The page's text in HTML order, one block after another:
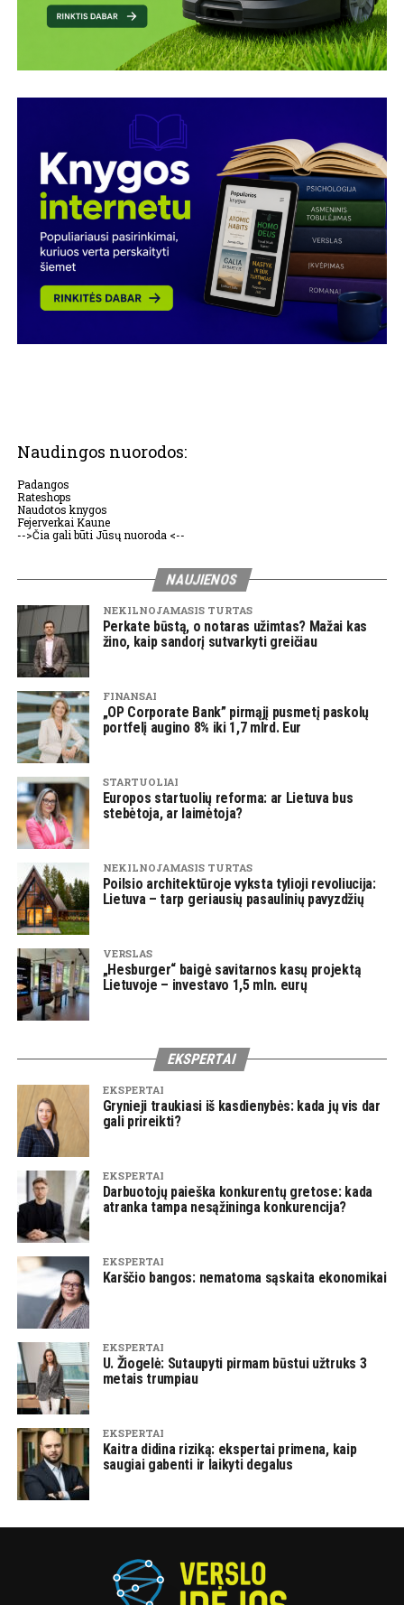
Naudingos nuorodos:
Padangos
Rateshops
Naudotos knygos
Fejerverkai Kaune
-->Čia gali būti Jūsų nuoroda <--
NAUJIENOS
NEKILNOJAMASIS TURTAS
Perkate būstą, o notaras užimtas? Mažai kas
žino, kaip sandorį sutvarkyti greičiau
FINANSAI
„OP Corporate Bank” pirmąjį pusmetį paskolų
portfelį augino 8% iki 1,7 mlrd. Eur
STARTUOLIAI
Europos startuolių reforma: ar Lietuva bus
stebėtoja, ar laimėtoja?
NEKILNOJAMASIS TURTAS
Poilsio architektūroje vyksta tylioji revoliucija:
Lietuva – tarp geriausių pasaulinių pavyzdžių
VERSLAS
„Hesburger“ baigė savitarnos kasų projektą
Lietuvoje – investavo 1,5 mln. eurų
EKSPERTAI
EKSPERTAI
Grynieji traukiasi iš kasdienybės: kada jų vis dar
gali prireikti?
EKSPERTAI
Darbuotojų paieška konkurentų gretose: kada
atranka tampa nesąžininga konkurencija?
EKSPERTAI
Karščio bangos: nematoma sąskaita ekonomikai
EKSPERTAI
U. Žiogelė: Sutaupyti pirmam būstui užtruks 3
metais trumpiau
EKSPERTAI
Kaitra didina riziką: ekspertai primena, kaip
saugiai gabenti ir laikyti degalus